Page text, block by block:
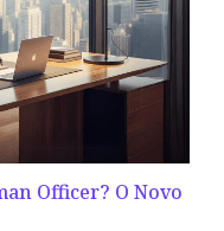
Officer? O Novo